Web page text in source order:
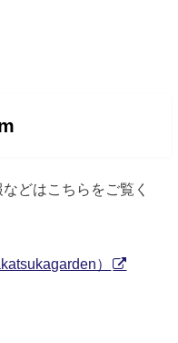
どはこちらをご覧く
）